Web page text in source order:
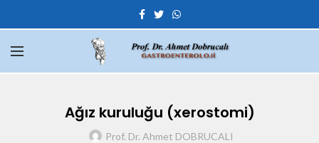
Ağız kuruluğu (xerostomi)
Prof. Dr. Ahmet DOBRUCALI